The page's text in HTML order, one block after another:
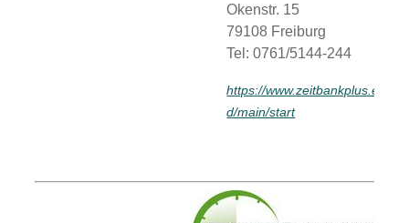
Okenstr. 15
79108 Freiburg
Tel: 0761/5144-244
https://www.zeitbankplus.eu/
d/main/start